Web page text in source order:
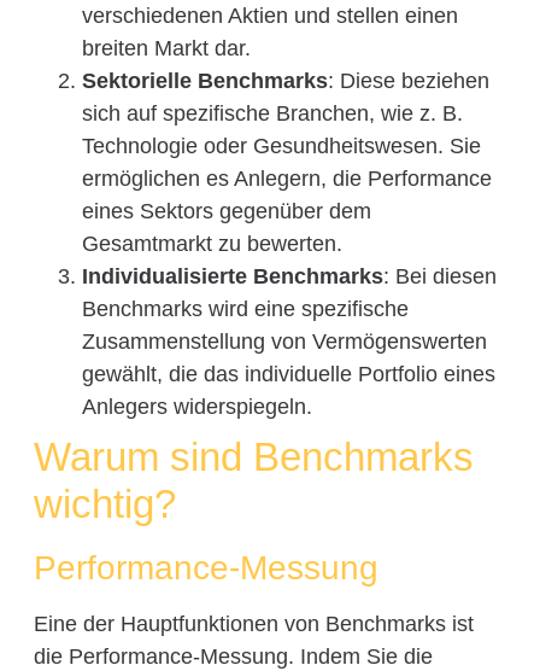
verschiedenen Aktien und stellen einen
breiten Markt dar.
Sektorielle Benchmarks: Diese beziehen
sich auf spezifische Branchen, wie z. B.
Technologie oder Gesundheitswesen. Sie
ermöglichen es Anlegern, die Performance
eines Sektors gegenüber dem
Gesamtmarkt zu bewerten.
Individualisierte Benchmarks: Bei diesen
Benchmarks wird eine spezifische
Zusammenstellung von Vermögenswerten
gewählt, die das individuelle Portfolio eines
Anlegers widerspiegeln.
Warum sind Benchmarks
wichtig?
Performance-Messung
Eine der Hauptfunktionen von Benchmarks ist
die Performance-Messung. Indem Sie die